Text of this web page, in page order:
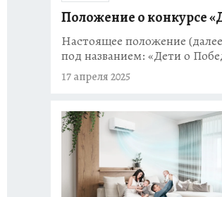
Положение о конкурсе
Настоящее положение
под названием: «Дети о
17 апреля 2025